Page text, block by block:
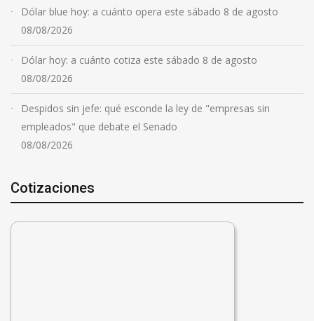
Dólar blue hoy: a cuánto opera este sábado 8 de agosto
08/08/2026
Dólar hoy: a cuánto cotiza este sábado 8 de agosto
08/08/2026
Despidos sin jefe: qué esconde la ley de "empresas sin
empleados" que debate el Senado
08/08/2026
Cotizaciones